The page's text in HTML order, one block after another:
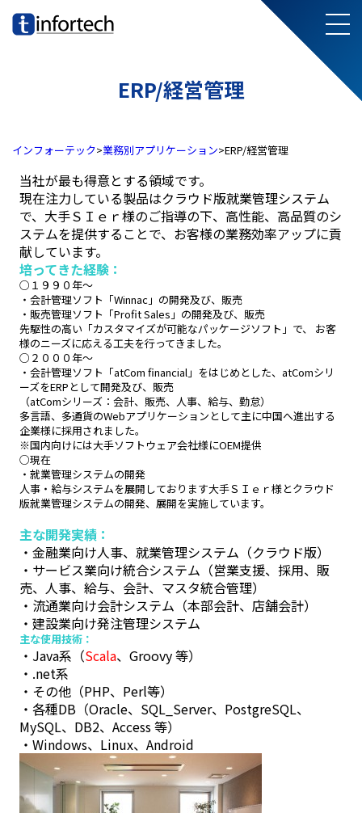
ERP/経営管理
インフォーテック>業務別アプリケーション>ERP/経営管理
当社が最も得意とする領域です。
現在注力している製品はクラウド版就業管理システム
で、大手ＳＩｅｒ様のご指導の下、高性能、高品質のシ
ステムを提供することで、お客様の業務効率アップに貢
献しています。
培ってきた経験：
○１９９０年～
・会計管理ソフト「Winnac」の開発及び、販売
・販売管理ソフト「Profit Sales」の開発及び、販売
先駆性の高い「カスタマイズが可能なパッケージソフト」で、 お客
様のニーズに応える工夫を行ってきました。
○２０００年～
・会計管理ソフト「atCom financial」をはじめとした、atComシリ
ーズをERPとして開発及び、販売
（atComシリーズ：会計、販売、人事、給与、勤怠）
多言語、多通貨のWebアプリケーションとして主に中国へ進出する
企業様に採用されました。
※国内向けには大手ソフトウェア会社様にOEM提供
○現在
・就業管理システムの開発
人事・給与システムを展開しております大手ＳＩｅｒ様とクラウド
版就業管理システムの開発、展開を実施しています。
主な開発実績：
・金融業向け人事、就業管理システム（クラウド版）
・サービス業向け統合システム（営業支援、採用、販
売、人事、給与、会計、マスタ統合管理）
・流通業向け会計システム（本部会計、店舗会計）
・建設業向け発注管理システム
主な使用技術：
・Java系（Scala、Groovy 等）
・.net系
・その他（PHP、Perl等）
・各種DB（Oracle、SQL_Server、PostgreSQL、
MySQL、DB2、Access 等）
・Windows、Linux、Android